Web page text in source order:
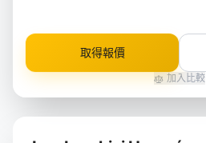
取得報價
加入比較